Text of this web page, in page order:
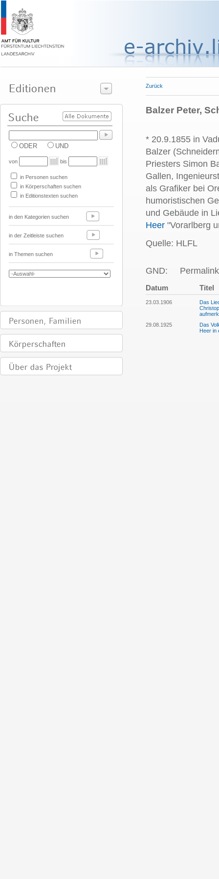
ODER UND
von bis
in Personen suchen
in Körperschaften suchen
in Editionstexten suchen
in den Kategorien suchen
in der Zeitleiste suchen
in Themen suchen
Zurück
Balzer Peter,
* 20.9.1855 in
Balzer
Priesters Simon
Gallen,
als Grafiker bei
humoristischen
und Gebäude in
Heer "Vorarlberg
Quelle: HLFL
GND:
Datum Titel
23.03.1906
Das
29.08.1925
Das
Heer in